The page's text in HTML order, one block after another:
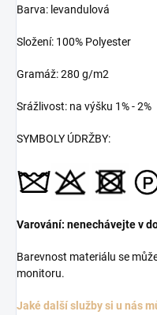
Barva: levandulová
Složení: 100% Polyester
Gramáž: 280 g/m2
Srážlivost: na výšku 1% - 2%
SYMBOLY ÚDRŽBY:
Varování: nenechávejte v
Barevnost materiálu se
monitoru.
Jaké další služby si u nás